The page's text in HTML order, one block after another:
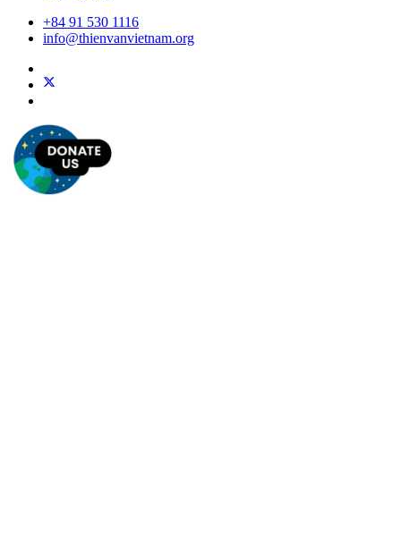
+84 91 530 1116
info@thienvanvietnam.org